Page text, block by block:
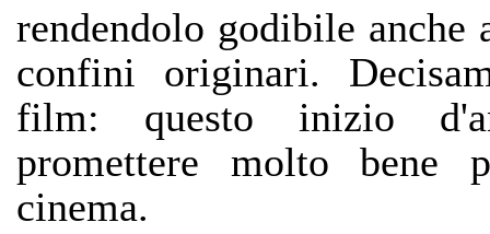
rendendolo godibile
confini originari.
film: questo inizio
promettere molto bene
cinema.